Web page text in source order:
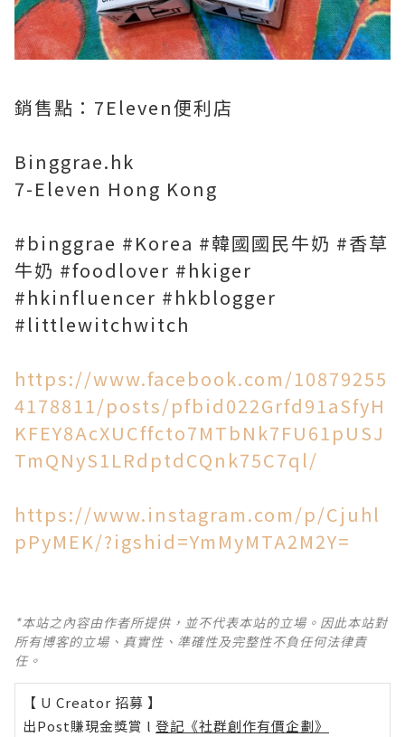
銷售點：7Eleven便利店
Binggrae.hk
7-Eleven Hong Kong
#binggrae #Korea #韓國國民牛奶 #香草
牛奶 #foodlover #hkiger
#hkinfluencer #hkblogger
#littlewitchwitch
https://www.facebook.com/10879255
4178811/posts/pfbid022Grfd91aSfyH
KFEY8AcXUCffcto7MTbNk7FU61pUSJ
TmQNyS1LRdptdCQnk75C7ql/
https://www.instagram.com/p/Cjuhl
pPyMEK/?igshid=YmMyMTA2M2Y=
*本站之內容由作者所提供，並不代表本站的立場。因此本站對
所有博客的立場、真實性、準確性及完整性不負任何法律責
任。
【 U Creator 招募 】
出Post賺現金獎賞 l 登記《社群創作有價企劃》